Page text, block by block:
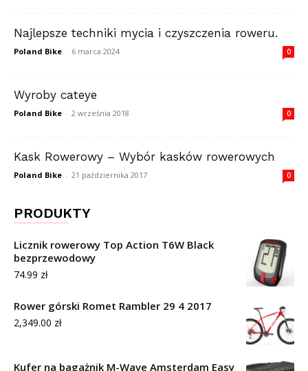
Najlepsze techniki mycia i czyszczenia roweru.
Poland Bike - 6 marca 2024 0
Wyroby cateye
Poland Bike - 2 września 2018 0
Kask Rowerowy – Wybór kasków rowerowych
Poland Bike - 21 października 2017 0
PRODUKTY
Licznik rowerowy Top Action T6W Black
bezprzewodowy
74.99 zł
Rower górski Romet Rambler 29 4 2017
2,349.00 zł
Kufer na bagażnik M-Wave Amsterdam Easy